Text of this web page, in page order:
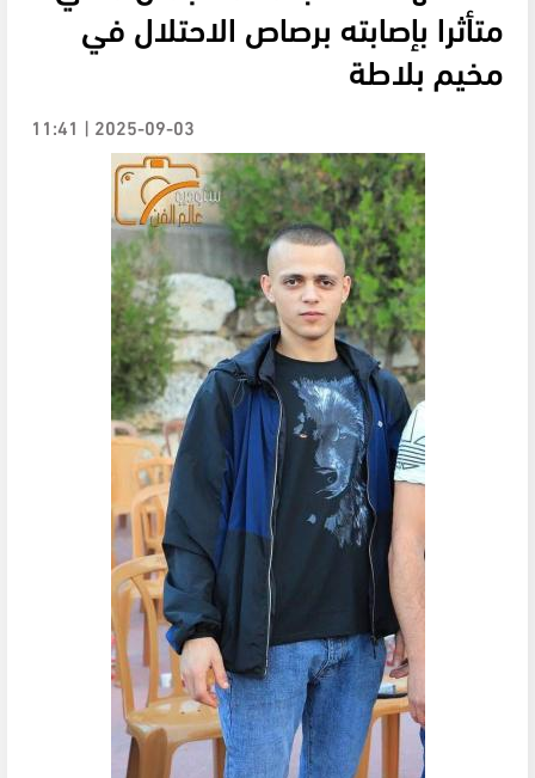
متأثرا بإصابته برصاص الاحتلال في
مخيم بلاطة
2025-09-03 | 11:41